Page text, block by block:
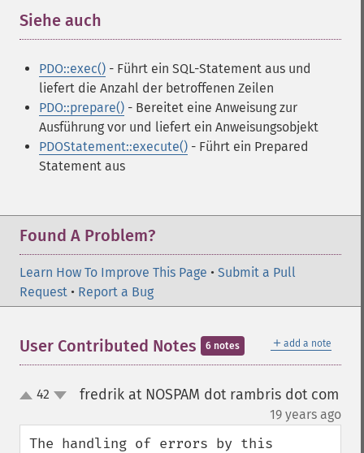
Siehe auch
PDO::exec() - Führt ein SQL-Statement aus und
liefert die Anzahl der betroffenen Zeilen
PDO::prepare() - Bereitet eine Anweisung zur
Ausführung vor und liefert ein Anweisungsobjekt
PDOStatement::execute() - Führt ein Prepared
Statement aus
Found A Problem?
Learn How To Improve This Page • Submit a Pull
Request • Report a Bug
＋ add a note
User Contributed Notes 6 notes
up42 fredrik at NOSPAM dot rambris dot com
19 years ago
The handling of errors by this